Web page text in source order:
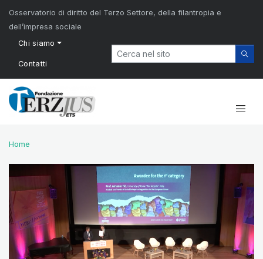
Osservatorio di diritto del Terzo Settore, della filantropia e
dell’impresa sociale
Chi siamo
Contatti
Home